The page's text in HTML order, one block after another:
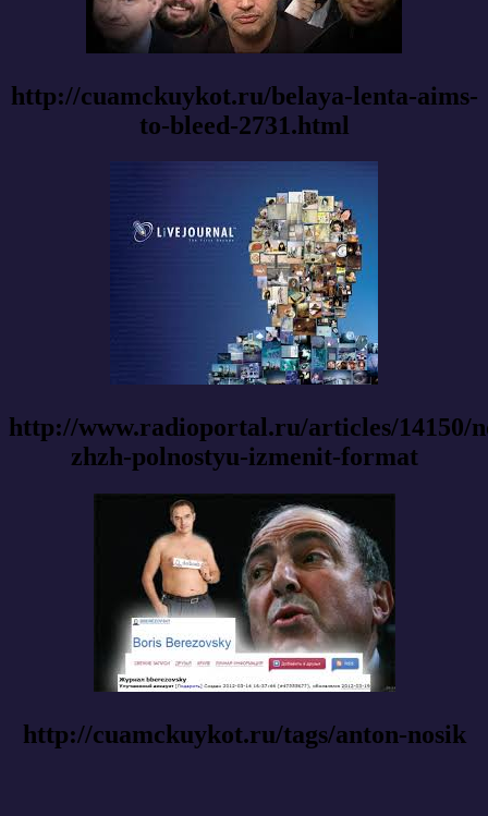
http://cuamckuykot.ru/belaya-lenta-aims-
to-bleed-2731.html
http://www.radioportal.ru/articles/14150/
zhzh-polnostyu-izmenit-format
http://cuamckuykot.ru/tags/anton-nosik